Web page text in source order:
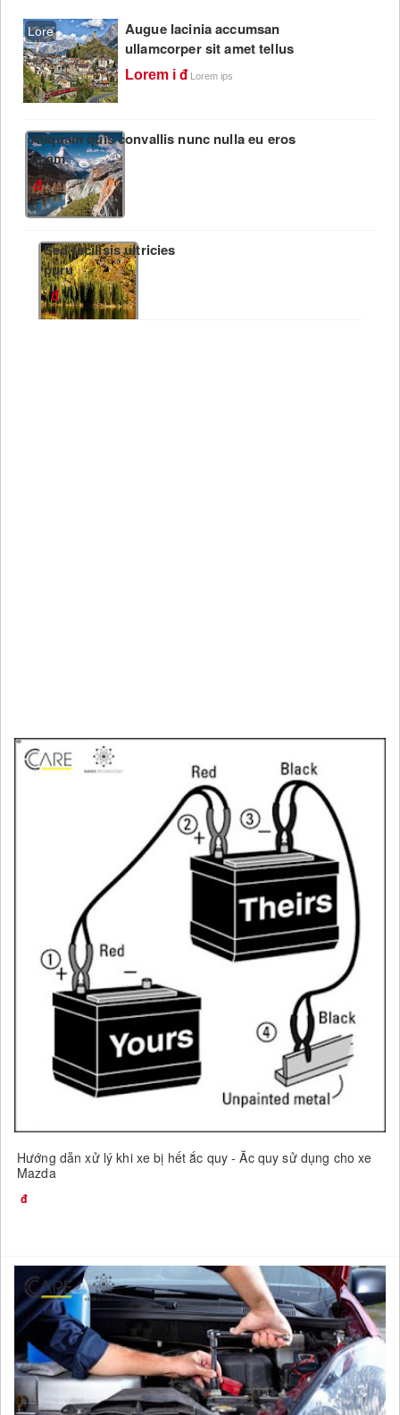
Lore
Augue lacinia accumsan
ullamcorper sit amet tellus
Lorem i Lorem ips
Aliquam quis convallis nunc nulla eu eros
quam
<
Sed facilisis ultricies
puru
Hướng dẫn xử lý khi xe bị hết ắc quy - Ắc quy sử dụng cho xe
Mazda